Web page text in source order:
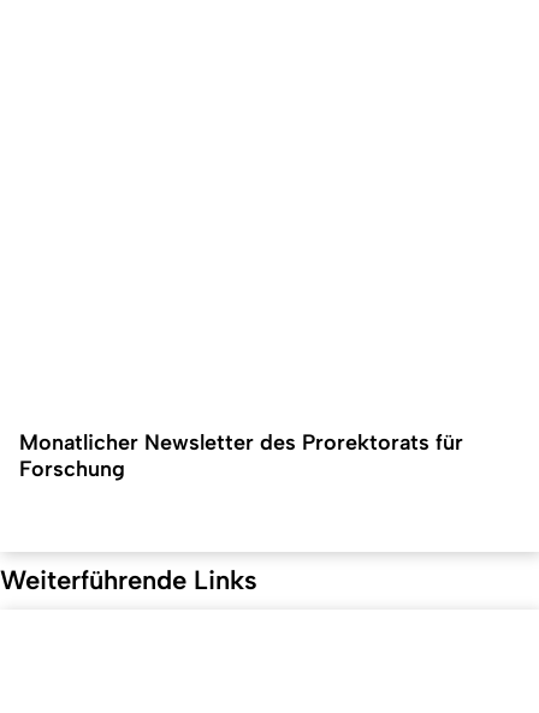
Monatlicher Newsletter des Prorektorats für
Forschung
Weiterführende Links